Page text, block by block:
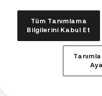
Tüm Tanımlama
Bilgilerini Kabul Et